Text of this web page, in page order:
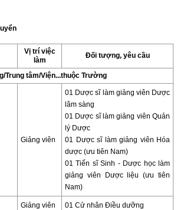
Vị trí việc
làm
Đối tượng, yêu cầu
Trung tâm/Viện...thuộc Trường
Giảng viên
01 Dược sĩ làm giảng viên Dược
lâm sàng
01 Dược sĩ làm giảng viên Quản
lý Dược
01 Dược sĩ làm giảng viên Hóa
dược (ưu tiên Nam)
01 Tiến sĩ Sinh - Dược học làm
giảng viên Dược liệu (ưu tiên
Nam)
Giảng viên 01 Cử nhân Điều dưỡng